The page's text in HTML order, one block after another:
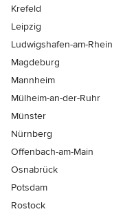
Krefeld
Leipzig
Ludwigshafen-am-Rhein
Magdeburg
Mannheim
Mülheim-an-der-Ruhr
Münster
Nürnberg
Offenbach-am-Main
Osnabrück
Potsdam
Rostock